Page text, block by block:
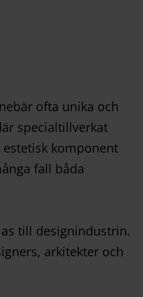
ofta unika och
specialtillverkat
komponent
fall båda
till designindustrin.
arkitekter och